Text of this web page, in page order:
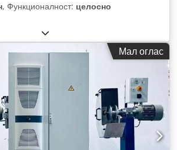
, Функционалност: целосно
Мал оглас